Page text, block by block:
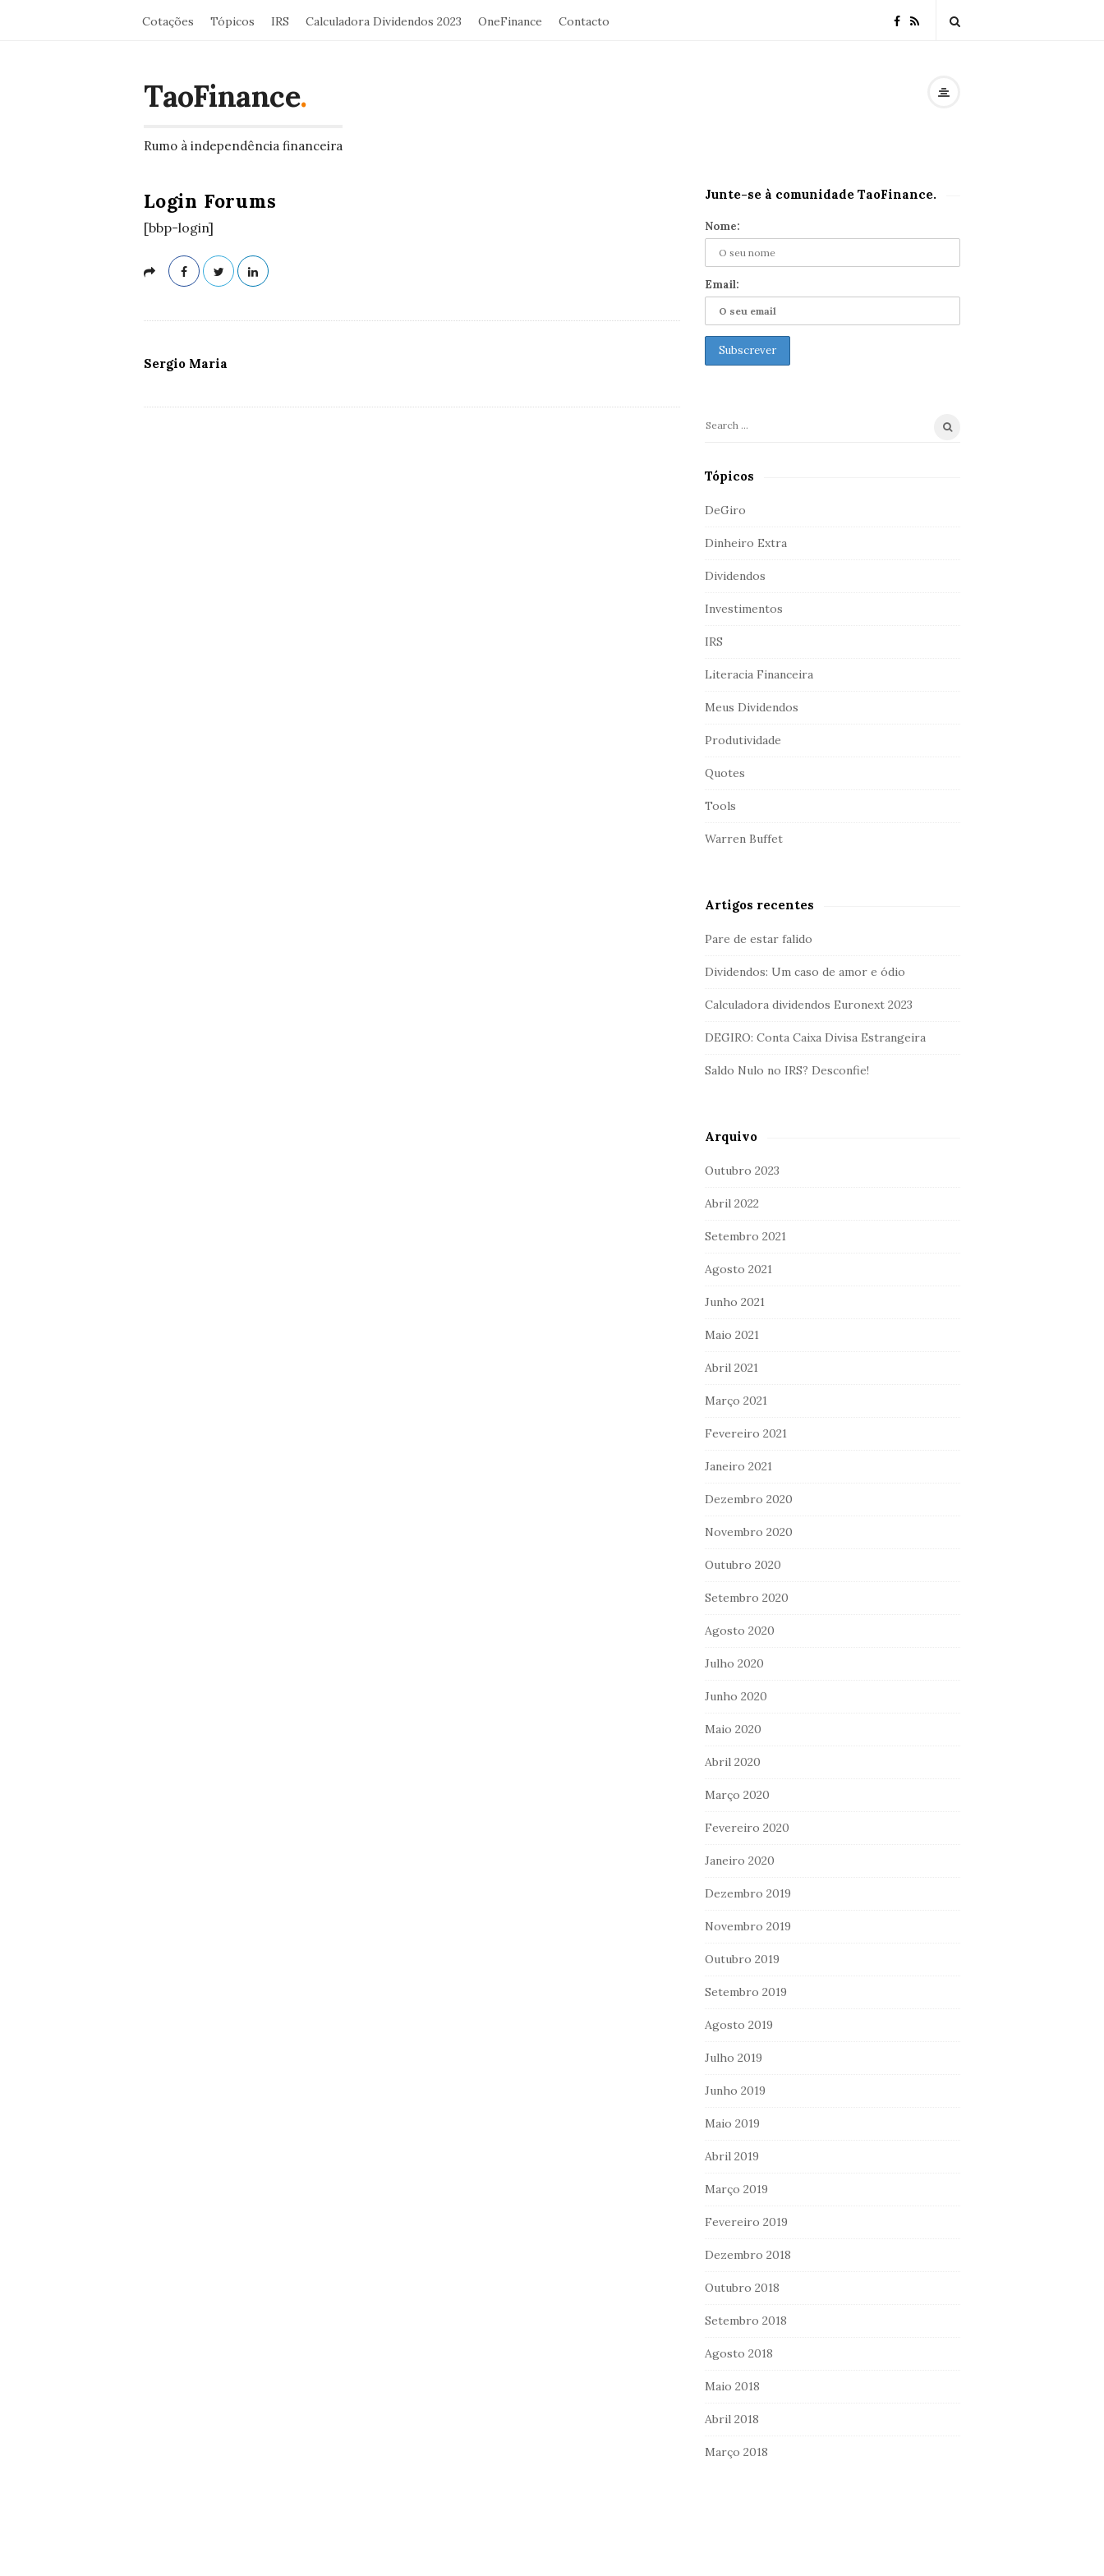
Cotações Tópicos IRS Calculadora Dividendos 2023 OneFinance Contacto
TaoFinance.
Rumo à independência financeira
Login Forums
[bbp-login]
Sergio Maria
S
i
t
e
S
d
r
Junte-se à comunidade TaoFinance.
Nome:
Email:
S
a
c
f
r
:
Tópicos
DeGiro
Dinheiro Extra
Dividendos
Investimentos
IRS
Literacia Financeira
Meus Dividendos
Produtividade
Quotes
Tools
Warren Buffet
Artigos recentes
Pare de estar falido
Dividendos: Um caso de amor e ódio
Calculadora dividendos Euronext 2023
DEGIRO: Conta Caixa Divisa Estrangeira
Saldo Nulo no IRS? Desconfie!
Arquivo
Outubro 2023
Abril 2022
Setembro 2021
Agosto 2021
Junho 2021
Maio 2021
Abril 2021
Março 2021
Fevereiro 2021
Janeiro 2021
Dezembro 2020
Novembro 2020
Outubro 2020
Setembro 2020
Agosto 2020
Julho 2020
Junho 2020
Maio 2020
Abril 2020
Março 2020
Fevereiro 2020
Janeiro 2020
Dezembro 2019
Novembro 2019
Outubro 2019
Setembro 2019
Agosto 2019
Julho 2019
Junho 2019
Maio 2019
Abril 2019
Março 2019
Fevereiro 2019
Dezembro 2018
Outubro 2018
Setembro 2018
Agosto 2018
Maio 2018
Abril 2018
Março 2018